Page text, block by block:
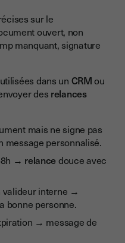
sur le
ouvert, non
manquant, signature
dans un CRMou
des relances
mais ne signe pas
personnalisé.
→ relancedouce avec
valideur interne →
bonne personne.
→ message de